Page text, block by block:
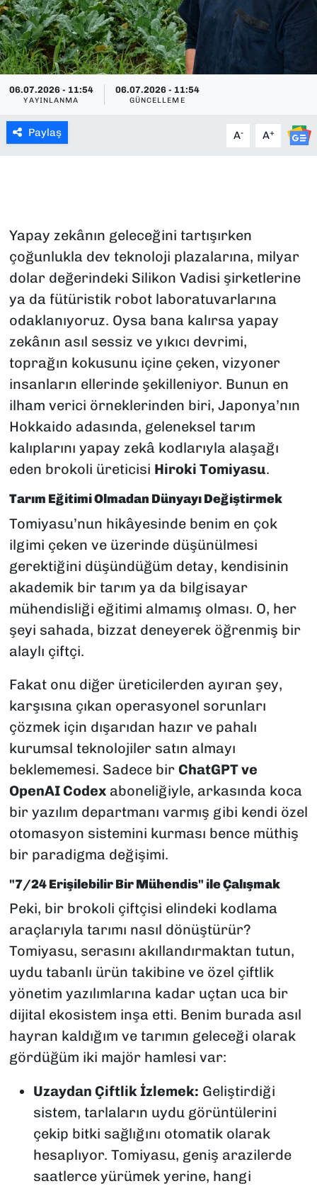
06.07.2026 - 11:54
YAYINLANMA
06.07.2026 - 11:54
GÜNCELLEME
Paylaş A- A+
Yapay zekânın geleceğini tartışırken
çoğunlukla dev teknoloji plazalarına, milyar
dolar değerindeki Silikon Vadisi şirketlerine
ya da fütüristik robot laboratuvarlarına
odaklanıyoruz. Oysa bana kalırsa yapay
zekânın asıl sessiz ve yıkıcı devrimi,
toprağın kokusunu içine çeken, vizyoner
insanların ellerinde şekilleniyor. Bunun en
ilham verici örneklerinden biri, Japonya’nın
Hokkaido adasında, geleneksel tarım
kalıplarını yapay zekâ kodlarıyla alaşağı
eden brokoli üreticisi Hiroki Tomiyasu.
Tarım Eğitimi Olmadan Dünyayı Değiştirmek
Tomiyasu’nun hikâyesinde benim en çok
ilgimi çeken ve üzerinde düşünülmesi
gerektiğini düşündüğüm detay, kendisinin
akademik bir tarım ya da bilgisayar
mühendisliği eğitimi almamış olması. O, her
şeyi sahada, bizzat deneyerek öğrenmiş bir
alaylı çiftçi.
Fakat onu diğer üreticilerden ayıran şey,
karşısına çıkan operasyonel sorunları
çözmek için dışarıdan hazır ve pahalı
kurumsal teknolojiler satın almayı
beklememesi. Sadece bir ChatGPT ve
OpenAI Codexaboneliğiyle, arkasında koca
bir yazılım departmanı varmış gibi kendi özel
otomasyon sistemini kurması bence müthiş
bir paradigma değişimi.
"7/24 Erişilebilir Bir Mühendis" ile Çalışmak
Peki, bir brokoli çiftçisi elindeki kodlama
araçlarıyla tarımı nasıl dönüştürür?
Tomiyasu, serasını akıllandırmaktan tutun,
uydu tabanlı ürün takibine ve özel çiftlik
yönetim yazılımlarına kadar uçtan uca bir
dijital ekosistem inşa etti. Benim burada asıl
hayran kaldığım ve tarımın geleceği olarak
gördüğüm iki majör hamlesi var:
Uzaydan Çiftlik İzlemek: Geliştirdiği
sistem, tarlaların uydu görüntülerini
çekip bitki sağlığını otomatik olarak
hesaplıyor. Tomiyasu, geniş arazilerde
saatlerce yürümek yerine, hangi
SAĞLIK
SPOR
TEKNOLOJİ
YAŞAM